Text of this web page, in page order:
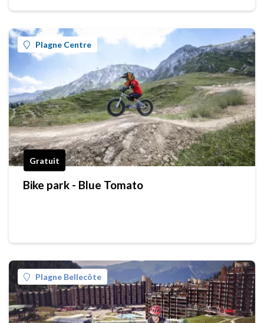
Plagne Centre
Gratuit
Bike park - Blue Tomato
Plagne Bellecôte